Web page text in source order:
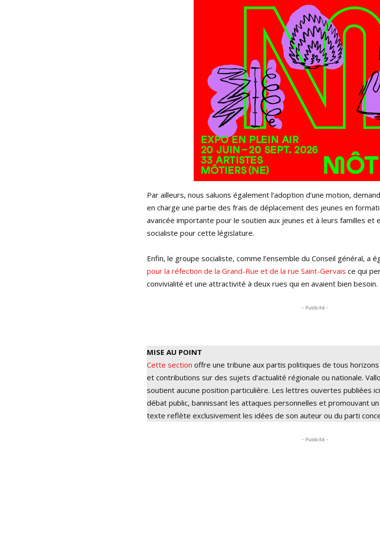
Par ailleurs, nous saluons également l’adoption d’une motion,
en charge une partie des frais de déplacement des jeunes en
avancée importante pour le soutien aux jeunes et à leurs familles et
socialiste pour cette législature.
Enfin, le groupe socialiste, comme l’ensemble du Conseil général, a
pour la réfection de la Grand-Rue et de la rue Saint-Gervais ce qui
convivialité et une attractivité à deux rues qui en avaient bien besoin.
- Publicité -
MISE AU POINT
Cette section offre une tribune aux partis politiques de tous
et contributions sur des sujets d’actualité régionale ou nationale.
soutient aucune position particulière. Les lettres ouvertes publiées
débat public, bannissant les attaques personnelles et promouvant
texte reflète exclusivement les idées de son auteur ou du parti
- Publicité -